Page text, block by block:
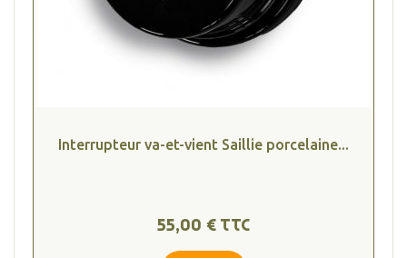
Interrupteur va-et-vient Saillie porcelaine...
55,00 € TTC